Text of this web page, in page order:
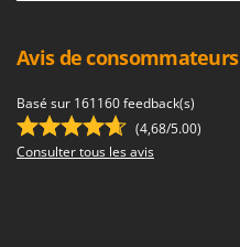
Avis de consommateurs
Basé sur 161160 feedback(s)
(4,68/5.00)
Consulter tous les avis